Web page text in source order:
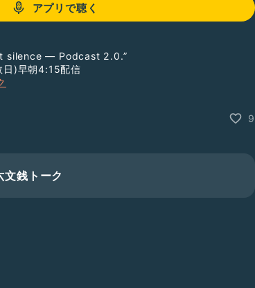
アプリで聴く
silence — Podcast 2.0.”
日)早朝4:15配信
chats
音声をテキストで読むことができます。
9
文銭トーク